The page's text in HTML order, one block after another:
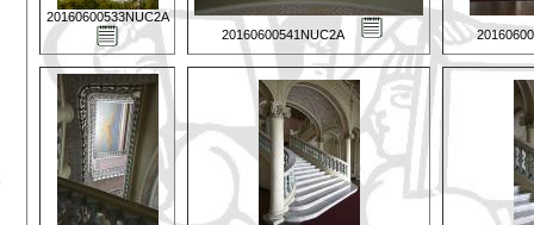
20160600533NUC2A
20160600541NUC2A